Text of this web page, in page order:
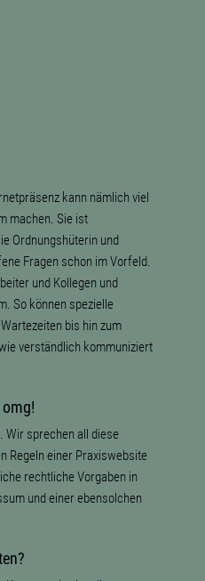
kann nämlich viel
machen. Sie ist
Ordnungshüterin und
Fragen schon im Vorfeld.
und Kollegen und
So können spezielle
bis hin zum
verständlich kommuniziert
Wir sprechen all diese
Regeln einer Praxiswebsite
rechtliche Vorgaben in
und einer ebensolchen